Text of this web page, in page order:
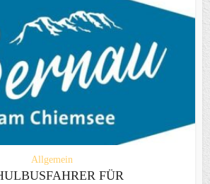
Allgemein
FÜR